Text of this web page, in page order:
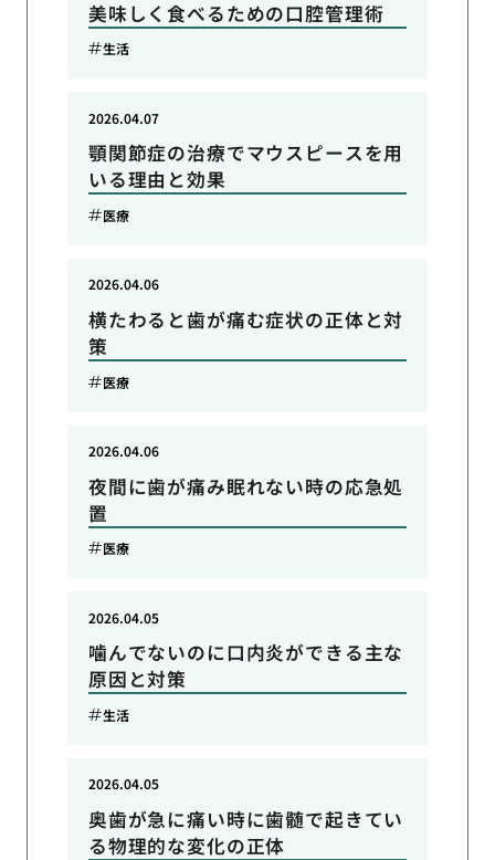
美味しく食べるための口腔管理術
生活
顎関節症の治療でマウスピースを用
いる理由と効果
2026.04.07
医療
横たわると歯が痛む症状の正体と対
策
2026.04.06
医療
夜間に歯が痛み眠れない時の応急処
置
2026.04.06
医療
噛んでないのに口内炎ができる主な
原因と対策
2026.04.05
生活
奥歯が急に痛い時に歯髄で起きてい
る物理的な変化の正体
2026.04.05